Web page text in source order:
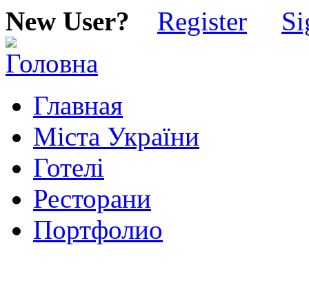
New User? Register
Главная
Міста України
Готелі
Ресторани
Портфолио